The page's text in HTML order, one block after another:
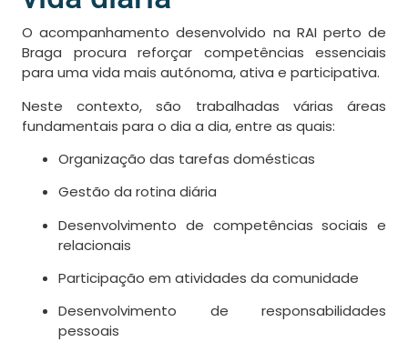
O acompanhamento desenvolvido na RAI perto de
Braga procura reforçar competências essenciais
para uma vida mais autónoma, ativa e participativa.
Neste contexto, são trabalhadas várias áreas
fundamentais para o dia a dia, entre as quais:
Organização das tarefas domésticas
Gestão da rotina diária
Desenvolvimento de competências sociais e
relacionais
Participação em atividades da comunidade
Desenvolvimento de responsabilidades
pessoais